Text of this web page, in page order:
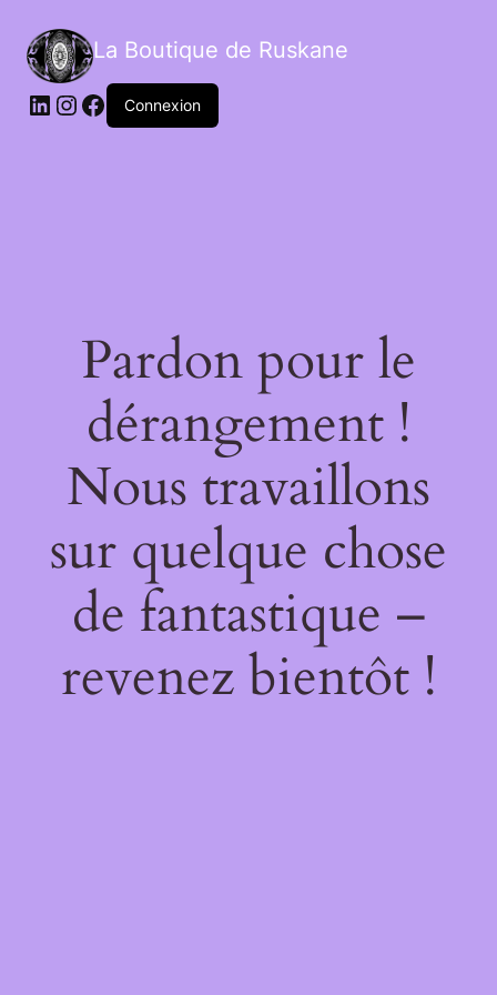
La Boutique de Ruskane
Connexion
Pardon pour le
dérangement !
Nous travaillons
sur quelque chose
de fantastique –
revenez bientôt !